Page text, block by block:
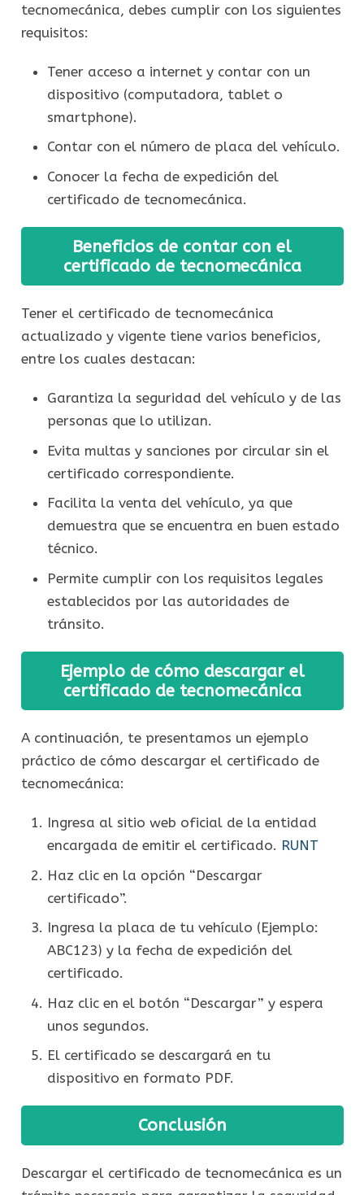
tecnomecánica, debes cumplir con los siguientes
requisitos:
Tener acceso a internet y contar con un
dispositivo (computadora, tablet o
smartphone).
Contar con el número de placa del vehículo.
Conocer la fecha de expedición del
certificado de tecnomecánica.
Beneficios de contar con el
certificado de tecnomecánica
Tener el certificado de tecnomecánica
actualizado y vigente tiene varios beneficios,
entre los cuales destacan:
Garantiza la seguridad del vehículo y de las
personas que lo utilizan.
Evita multas y sanciones por circular sin el
certificado correspondiente.
Facilita la venta del vehículo, ya que
demuestra que se encuentra en buen estado
técnico.
Permite cumplir con los requisitos legales
establecidos por las autoridades de
tránsito.
Ejemplo de cómo descargar el
certificado de tecnomecánica
A continuación, te presentamos un ejemplo
práctico de cómo descargar el certificado de
tecnomecánica:
Ingresa al sitio web oficial de la entidad
encargada de emitir el certificado. RUNT
Haz clic en la opción “Descargar
certificado”.
Ingresa la placa de tu vehículo (Ejemplo:
ABC123) y la fecha de expedición del
certificado.
Haz clic en el botón “Descargar” y espera
unos segundos.
El certificado se descargará en tu
dispositivo en formato PDF.
Conclusión
Descargar el certificado de tecnomecánica es un